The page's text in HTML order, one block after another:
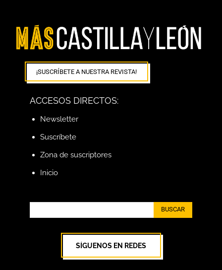
¡SUSCRÍBETE A NUESTRA REVISTA!
ACCESOS DIRECTOS:
Newsletter
Suscríbete
Zona de suscriptores
Inicio
BUSCAR
SÍGUENOS EN REDES